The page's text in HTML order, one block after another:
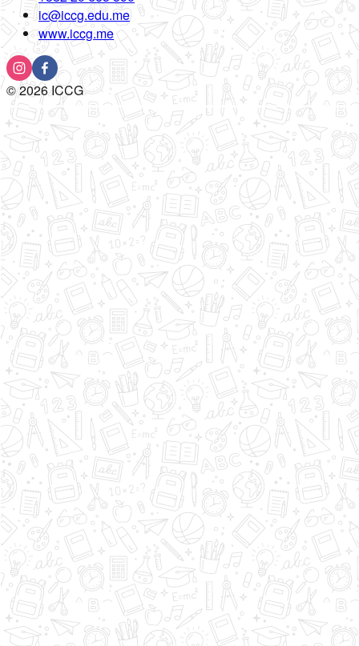
ic@iccg.edu.me
www.iccg.me
©2026ICCG